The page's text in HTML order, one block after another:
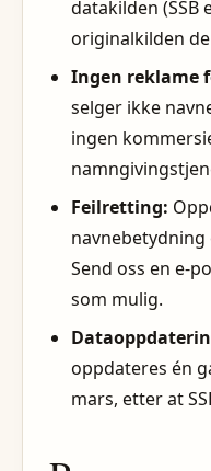
datakilden (SSB
originalkilden
Ingen reklame
selger ikke
ingen
Feilretting:
Send oss en e-
som mulig.
oppdateres én
mars, etter at